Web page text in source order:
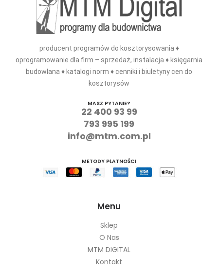
producent programów do kosztorysowania ♦
oprogramowanie dla firm – sprzedaż, instalacja ♦ księgarnia
budowlana ♦ katalogi norm ♦ cenniki i biuletyny cen do
kosztorysów
MASZ PYTANIE?
22 400 93 99
793 995 199
info@mtm.com.pl
METODY PŁATNOŚCI
Menu
Sklep
O Nas
MTM DIGITAL
Kontakt